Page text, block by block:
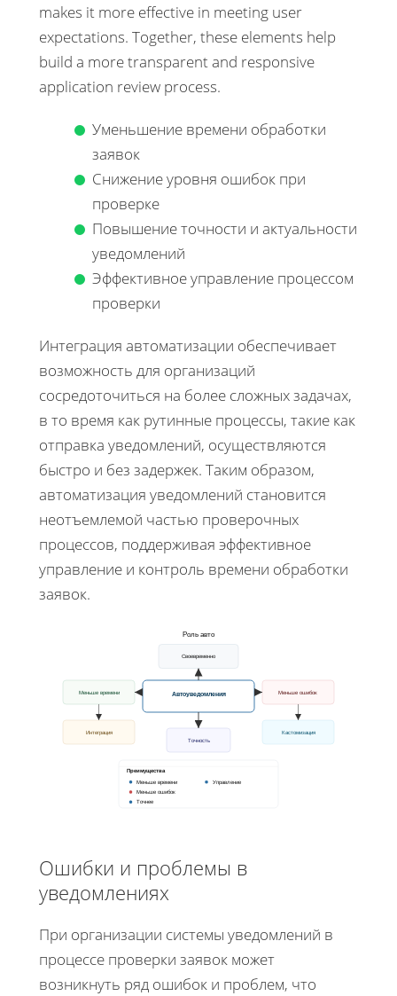
makes it more effective in meeting user
expectations. Together, these elements help
build a more transparent and responsive
application review process.
Уменьшение времени обработки
заявок
Снижение уровня ошибок при
проверке
Повышение точности и актуальности
уведомлений
Эффективное управление процессом
проверки
Интеграция автоматизации обеспечивает
возможность для организаций
сосредоточиться на более сложных задачах,
в то время как рутинные процессы, такие как
отправка уведомлений, осуществляются
быстро и без задержек. Таким образом,
автоматизация уведомлений становится
неотъемлемой частью проверочных
процессов, поддерживая эффективное
управление и контроль времени обработки
заявок.
Роль авто
Своевременно
Автоуведомления
Меньше времени Меньше ошибок
Точность
Интеграция Кастомизация
Преимущества
Меньше времени
Меньше ошибок
Точнее
Управление
Ошибки и проблемы в
уведомлениях
При организации системы уведомлений в
процессе проверки заявок может
возникнуть ряд ошибок и проблем, что